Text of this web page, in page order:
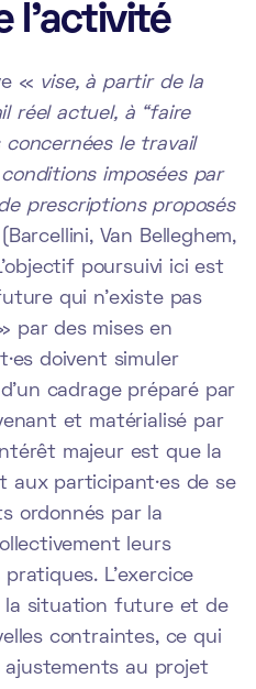
l’activité
« vise, à partir de la
réel actuel, à “faire
concernées le travail
imposées par
prescriptions proposés
Van Belleghem,
poursuivi ici est
qui n’existe pas
par des mises en
doivent simuler
cadrage préparé par
et matérialisé par
majeur est que la
aux participant·es de se
ordonnés par la
leurs
L’exercice
la situation future et de
contraintes, ce qui
ajustements au projet